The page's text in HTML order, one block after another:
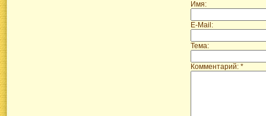
Имя:
E-Mail:
Тема:
Комментарий: *